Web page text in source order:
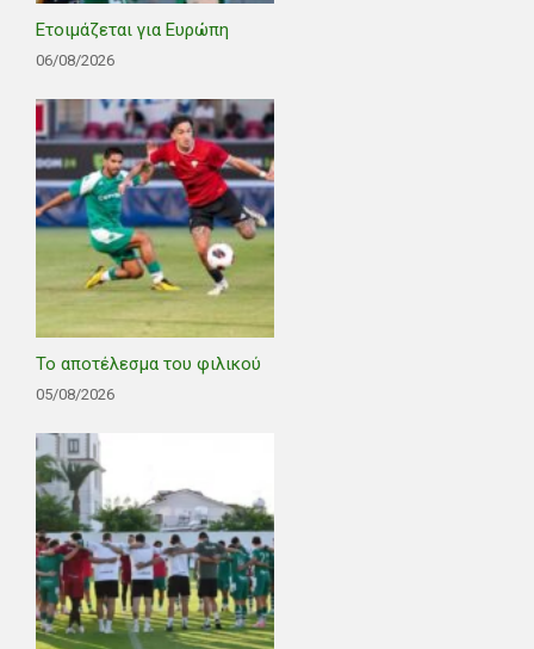
Ετοιμάζεται για Ευρώπη
06/08/2026
Το αποτέλεσμα του φιλικού
05/08/2026